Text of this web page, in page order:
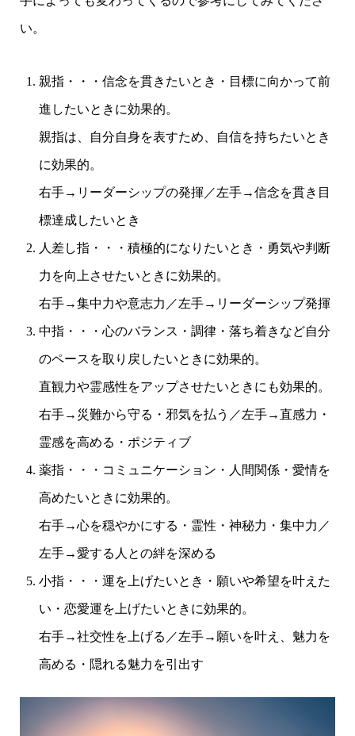
い。
親指・・・信念を貫きたいとき・目標に向かって前
進したいときに効果的。
親指は、自分自身を表すため、自信を持ちたいとき
に効果的。
右手→リーダーシップの発揮／左手→信念を貫き目
標達成したいとき
人差し指・・・積極的になりたいとき・勇気や判断
力を向上させたいときに効果的。
右手→集中力や意志力／左手→リーダーシップ発揮
中指・・・心のバランス・調律・落ち着きなど自分
のペースを取り戻したいときに効果的。
直観力や霊感性をアップさせたいときにも効果的。
右手→災難から守る・邪気を払う／左手→直感力・
霊感を高める・ポジティブ
薬指・・・コミュニケーション・人間関係・愛情を
高めたいときに効果的。
右手→心を穏やかにする・霊性・神秘力・集中力／
左手→愛する人との絆を深める
小指・・・運を上げたいとき・願いや希望を叶えた
い・恋愛運を上げたいときに効果的。
右手→社交性を上げる／左手→願いを叶え、魅力を
高める・隠れる魅力を引出す